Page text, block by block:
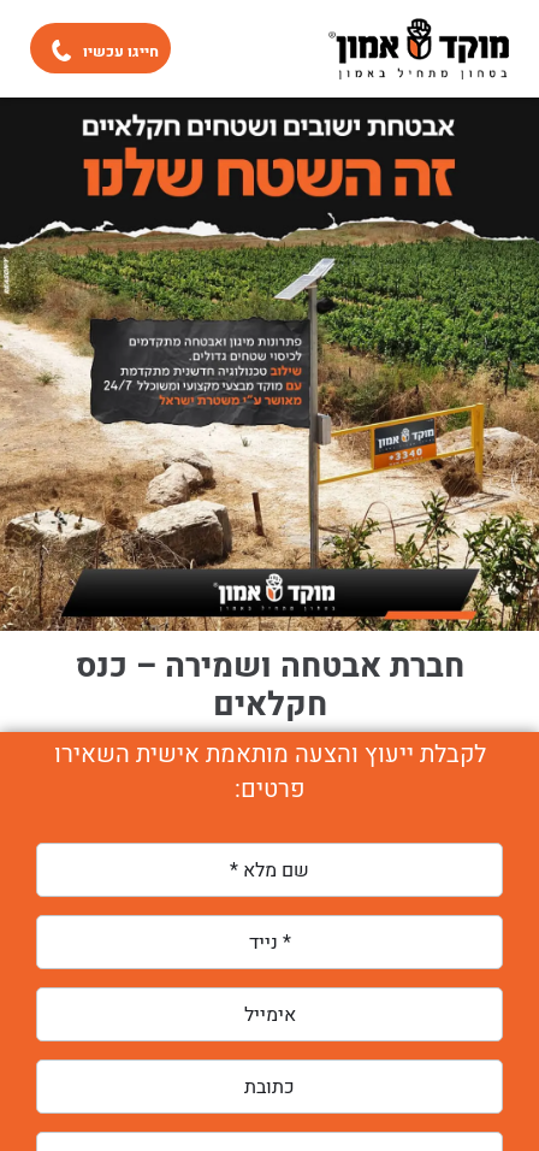
חייגו עכשיו
חברת אבטחה ושמירה – כנס
חקלאים
לקבלת ייעוץ והצעה מותאמת אישית השאירו
פרטים: